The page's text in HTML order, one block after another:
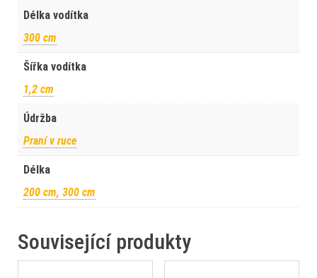
Délka vodítka
300 cm
Šířka vodítka
1,2 cm
Údržba
Praní v ruce
Délka
200 cm, 300 cm
Související produkty